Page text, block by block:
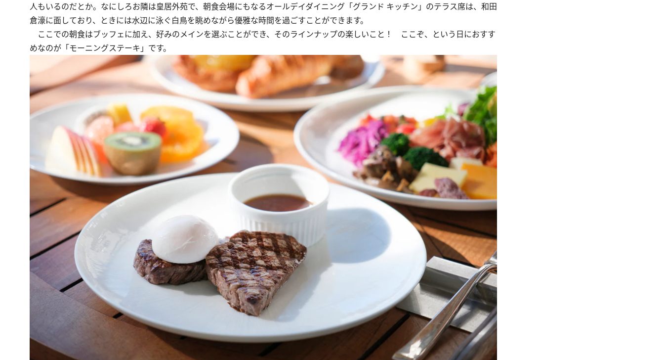
人もいるのだとか。なにしろお隣は皇居外苑で、朝食会場にもなるオールデイダイニング「グランド キッチン」のテラス席は、和田
倉濠に面しており、ときには水辺に泳ぐ白鳥を眺めながら優雅な時間を過ごすことができます。
ここでの朝食はブッフェに加え、好みのメインを選ぶことができ、そのラインナップの楽しいこと！ ここぞ、という日におすす
めなのが「モーニングステーキ」です。